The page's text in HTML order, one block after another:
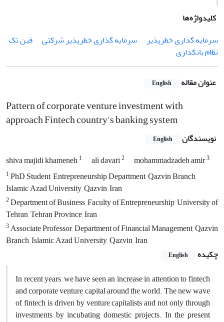
کلیدواژه‌ها
سرمایه گذاری خطرپذیر
سرمایه گذاری خطرپذیر شرکتی
فین تک
نظام بانکداری
عنوان مقاله English
Pattern of corporate venture investment with
approach Fintech country's banking system
نویسندگان English
shiva majidi khameneh1 ali davari2 mohammadzadeh amir3
1PhD Student, Entrepreneurship Department, Qazvin Branch,
Islamic Azad University, Qazvin, Iran
2Department of Business, Faculty of Entrepreneurship, University of
Tehran, Tehran Province, Iran
3Associate Professor, Department of Financial Management, Qazvin
Branch, Islamic Azad University, Qazvin, Iran
چکیده
English
In recent years, we have seen an increase in attention to fintech
and corporate venture capital around the world. The new wave
of fintech is driven by venture capitalists and not only through
investments by incubating domestic projects. In the present